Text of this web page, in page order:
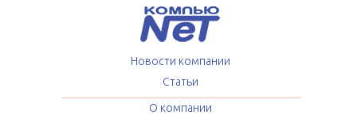
Новости компании
Статьи
О компании